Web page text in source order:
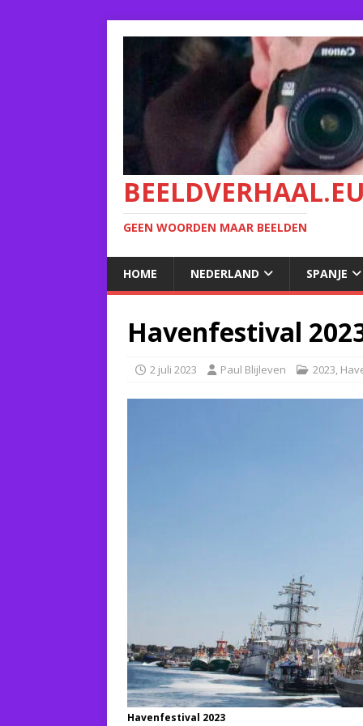
GEEN WOORDEN MAAR BEELDEN
HOME NEDERLAND SPANJE
Havenfestival
2 juli 2023 Paul Blijleven 2023,
Havenfestival 2023